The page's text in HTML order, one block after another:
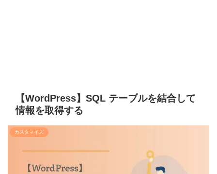
【WordPress】SQL テーブルを結合して
情報を取得する
カスタマイズ